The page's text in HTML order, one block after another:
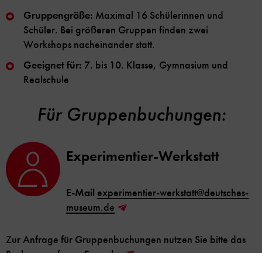
Gruppengröße: Maximal 16 Schülerinnen und
Schüler. Bei größeren Gruppen finden zwei
Workshops nacheinander statt.
Geeignet für: 7. bis 10. Klasse, Gymnasium und
Realschule
Für Gruppenbuchungen:
Experimentier-Werkstatt
E-Mail experimentier-werkstatt@deutsches-
museum.de
Zur Anfrage für Gruppenbuchungen nutzen Sie bitte das